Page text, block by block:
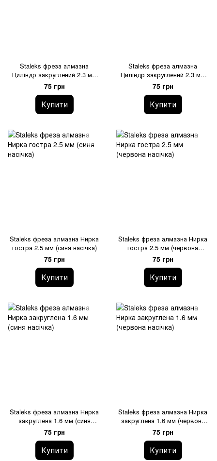
Staleks фреза алмазна
Циліндр закруглений 2.3 мм
(червона насічка)
75 грн
Купити
Staleks фреза алмазна
Циліндр закруглений 2.3 мм
(зелена насічка)
75 грн
Купити
Staleks фреза алмазна Нирка
гостра 2.5 мм (синя насічка)
75 грн
Купити
Staleks фреза алмазна Нирка
гостра 2.5 мм (червона
насічка)
75 грн
Купити
Staleks фреза алмазна Нирка
закруглена 1.6 мм (синя
насічка)
75 грн
Купити
Staleks фреза алмазна Нирка
закруглена 1.6 мм (червона
насічка)
75 грн
Купити